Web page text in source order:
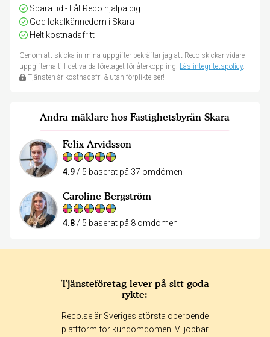
Spara tid - Låt Reco hjälpa dig
God lokalkännedom i Skara
Helt kostnadsfritt
Genom att skicka in mina uppgifter bekräftar jag att Reco skickar vidare
uppgifterna till det valda företaget för återkoppling. Läs integritetspolicy.
Tjänsten är kostnadsfri & utan förpliktelser!
Andra mäklare hos Fastighetsbyrån Skara
Felix Arvidsson
4.9 / 5 baserat på 37 omdömen
Caroline Bergström
4.8 / 5 baserat på 8 omdömen
Tjänsteföretag lever på sitt goda
rykte:
Reco.se är Sveriges största oberoende
plattform för kundomdömen. Vi jobbar